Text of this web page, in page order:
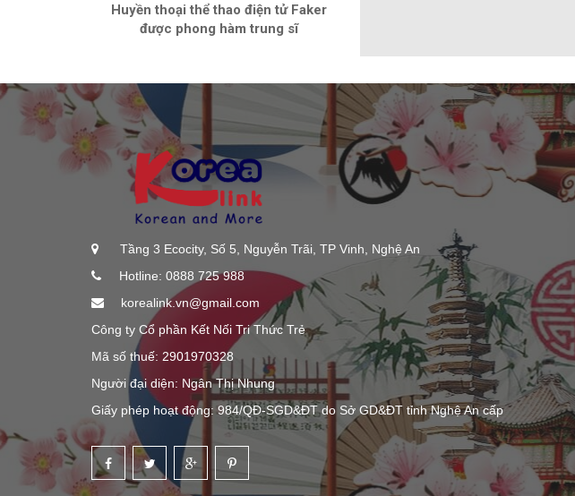
Huyền thoại thể thao điện tử Faker
được phong hàm trung sĩ
Tầng 3 Ecocity, Số 5, Nguyễn Trãi, TP Vinh, Nghệ An
Hotline: 0888 725 988
korealink.vn@gmail.com
Công ty Cổ phần Kết Nối Tri Thức Trẻ
Mã số thuế: 2901970328
Người đại diện: Ngân Thị Nhung
Giấy phép hoạt động: 984/QĐ-SGD&ĐT do Sở GD&ĐT tỉnh Nghệ An cấp